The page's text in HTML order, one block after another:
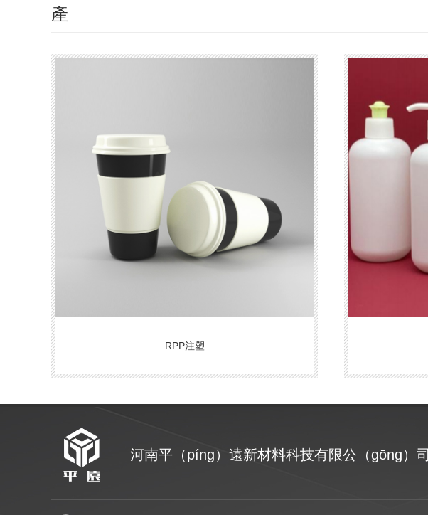
產
（chǎn）
品推薦
RPP注塑
河南平（píng）遠新材料科技有限公（gōng）司